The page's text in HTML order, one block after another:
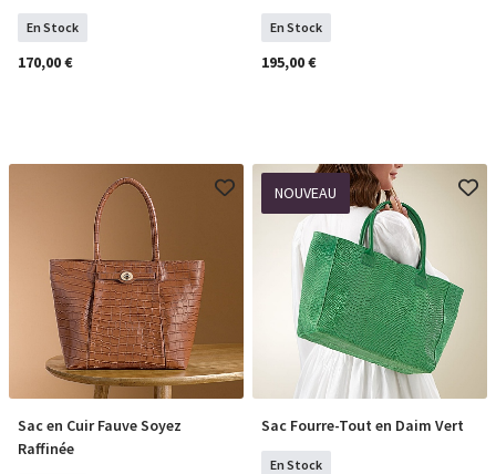
En Stock
170,00 €
En Stock
195,00 €
COMMANDER
Sac en Cuir Fauve Soyez
Raffinée
NOUVEAU
COMMANDER
Sac Fourre-Tout en Daim Vert
En Stock